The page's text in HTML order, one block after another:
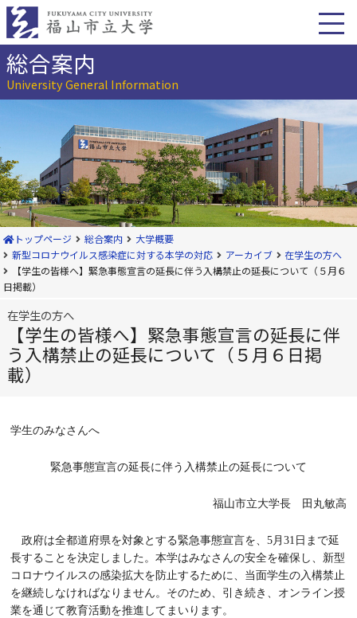
本
へ
動総合案内
University General Information
トップページ 総合案内
大学概要
新型コロナウイルス感染症に対する本学の対応
アーカイブ
在学生の方へ
【学生の皆様へ】緊急事態宣言の延長に伴う入構禁止の延長について（５月６
日掲載）
在学生の方へ
【学生の皆様へ】緊急事態宣言の延長に伴
う入構禁止の延長について（５月６日掲
載）
学生のみなさんへ
緊急事態宣言の延長に伴う入構禁止の延長について
福山市立大学長 田丸敏高
政府は全都道府県を対象とする緊急事態宣言を、5 月31 日まで延
長することを決定しました。本学はみなさんの安全を確保し、新型
コロナウイルスの感染拡大を防止するために、当面学生の入構禁止
を継続しなければなりません。そのため、引き続き、オンライン授
業を通じて教育活動を推進してまいります。